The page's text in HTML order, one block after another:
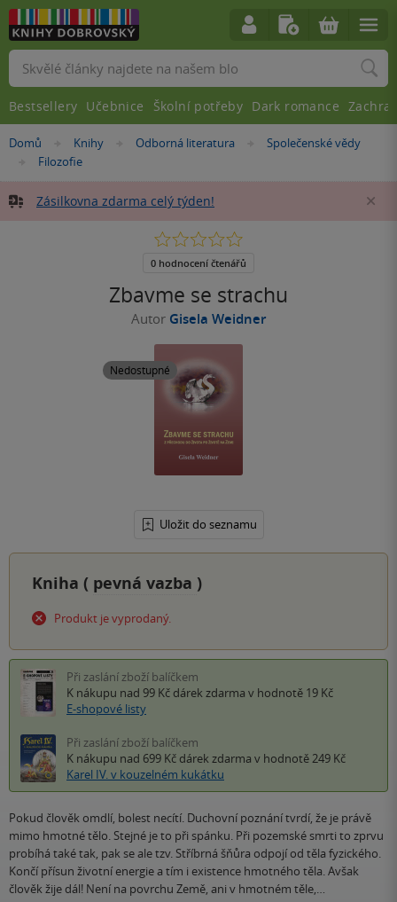
Nacházíte
Domů »Knihy »
Odborná literatura »
Společenské vědy
»Filozofie
Zásilkovna zdarma celý týden!
Zbavme se strachu
Autor Gisela Weidner
Nedostupné
Uložit do seznamu
0.0
5
0 hodnocení čtenářů
Kniha ( pevná vazba )
Produkt je vyprodaný.
Při zaslání zboží balíčkem
K nákupu nad 99 Kč dárek zdarma v hodnotě 19 Kč
E-shopové listy
Při zaslání zboží balíčkem
K nákupu nad 699 Kč dárek zdarma v hodnotě 249 Kč
Karel IV. v kouzelném kukátku
Pokud člověk omdlí, bolest necítí. Duchovní poznání tvrdí, že je právě
mimo hmotné tělo. Stejné je to při spánku. Při pozemské smrti to zprvu
probíhá také tak, pak se ale tzv. Stříbrná šňůra odpojí od těla fyzického.
Končí přísun životní energie a tím i existence hmotného těla. Avšak
člověk žije dál! Není na povrchu Země, ani v hmotném těle,…
Vyhledávání
Bestsellery Učebnice Školní potřeby Dark romance